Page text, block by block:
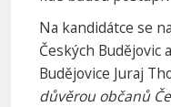
Na kandidátce se
Českých Budějovic
Budějovice Juraj
důvěrou občanů